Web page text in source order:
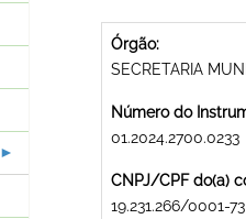
Órgão:
SECRETARIA
Número do
01.2024.2700.0233
CNPJ/CPF do(a)
19.231.266/0001-